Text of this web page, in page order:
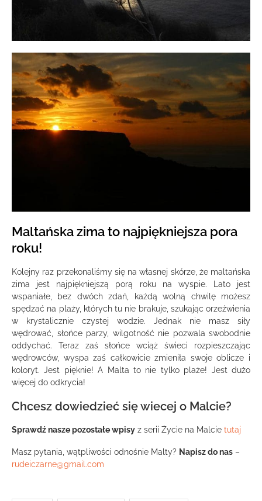
Maltańska zima to najpiękniejsza pora
roku!
Kolejny raz przekonaliśmy się na własnej skórze, że maltańska
zima jest najpiękniejszą porą roku na wyspie. Lato jest
wspaniałe, bez dwóch zdań, każdą wolną chwilę możesz
spędzać na plaży, których tu nie brakuje, szukając orzeźwienia
w krystalicznie czystej wodzie. Jednak nie masz siły
wędrować, słońce parzy, wilgotność nie pozwala swobodnie
oddychać. Teraz zaś słońce wciąż świeci rozpieszczając
wędrowców, wyspa zaś całkowicie zmieniła swoje oblicze i
koloryt. Jest pięknie! A Malta to nie tylko plaże! Jest dużo
więcej do odkrycia!
Chcesz dowiedzieć się wiecej o Malcie?
Sprawdź nasze pozostałe wpisy z serii Życie na Malcie tutaj
Masz pytania, wątpliwości odnośnie Malty? Napisz do nas –
rudeiczarne@gmail.com